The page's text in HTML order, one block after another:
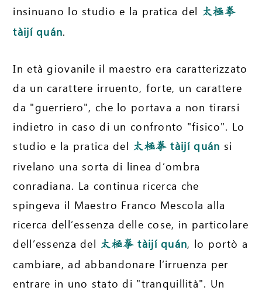
insinuano lo studio e la pratica del 太極拳
tàijí quán.
In età giovanile il maestro era caratterizzato
da un carattere irruento, forte, un carattere
da "guerriero", che lo portava a non tirarsi
indietro in caso di un confronto "fisico". Lo
studio e la pratica del 太極拳 tàijí quán si
rivelano una sorta di linea d’ombra
conradiana. La continua ricerca che
spingeva il Maestro Franco Mescola alla
ricerca dell’essenza delle cose, in particolare
dell’essenza del 太極拳 tàijí quán, lo portò a
cambiare, ad abbandonare l’irruenza per
entrare in uno stato di "tranquillità". Un